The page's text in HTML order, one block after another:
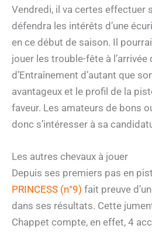
Vendredi, il va certes effectuer
défendra les intérêts d’une
en ce début de saison. Il
jouer les trouble-fête à l’arrivée
d’Entraînement d’autant que
avantageux et le profil de la
faveur. Les amateurs de bons
donc s’intéresser à sa
Les autres chevaux à jouer
Depuis ses premiers pas en
PRINCESS (n°9) fait preuve
dans ses résultats. Cette
Chappet compte, en effet, 4